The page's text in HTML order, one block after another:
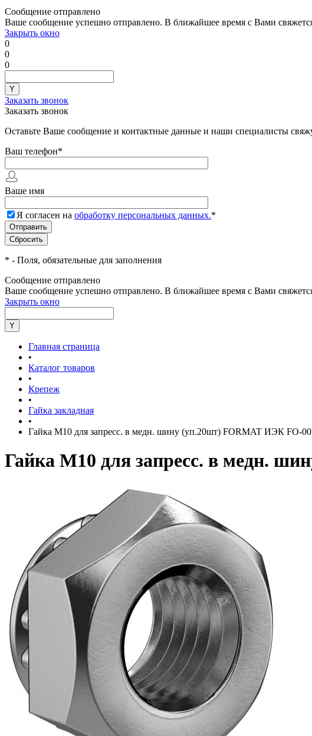
Сообщение отправлено
Ваше сообщение успешно отправлено. В ближайшее время с Вами
Закрыть окно
0
0
0
Заказать звонок
Заказать звонок
Оставьте Ваше сообщение и контактные данные и наши специалисты
Ваш телефон*
Ваше имя
Я согласен на обработку персональных данных.*
* - Поля, обязательные для заполнения
Сообщение отправлено
Ваше сообщение успешно отправлено. В ближайшее время с Вами
Закрыть окно
Главная страница
•
Каталог товаров
•
Крепеж
•
Гайка закладная
•
Гайка М10 для запресс. в медн. шину (уп.20шт) FORMAT ИЭК FO-
Гайка М10 для запресс. в медн.